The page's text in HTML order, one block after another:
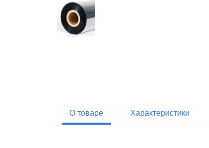
О товаре Характеристики